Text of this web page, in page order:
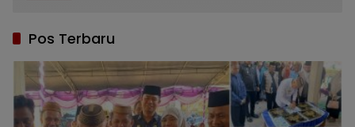
Pos Terbaru